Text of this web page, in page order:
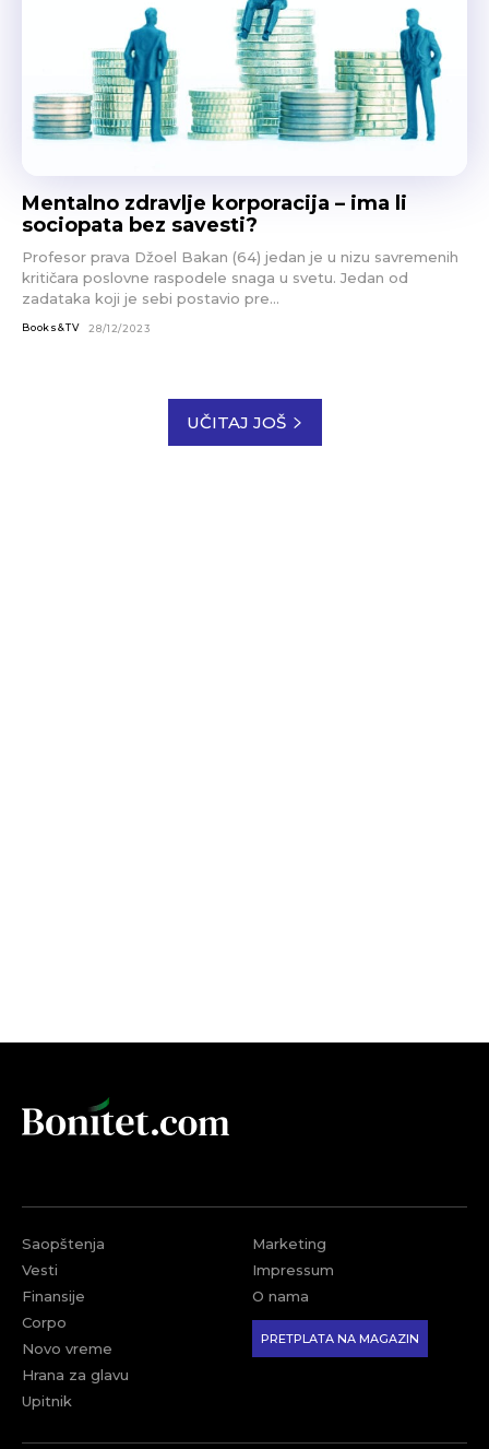
Mentalno zdravlje korporacija – ima li
sociopata bez savesti?
Profesor prava Džoel Bakan (64) jedan je u nizu savremenih
kritičara poslovne raspodele snaga u svetu. Jedan od
zadataka koji je sebi postavio pre...
Books&TV 28/12/2023
UČITAJ JOŠ
Saopštenja
Vesti
Finansije
Corpo
Novo vreme
Hrana za glavu
Upitnik
Marketing
Impressum
O nama
PRETPLATA NA MAGAZIN